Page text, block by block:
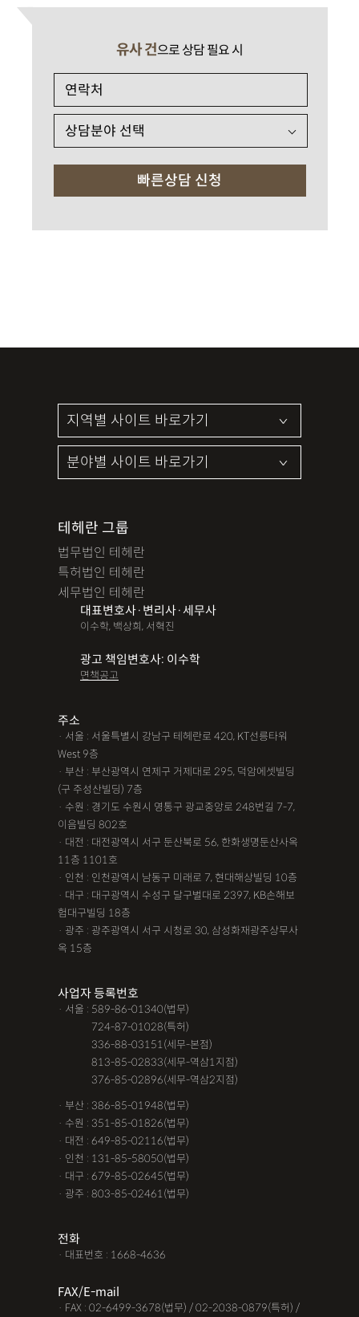
유사 건으로 상담 필요 시
테헤란 그룹
법무법인 테헤란
특허법인 테헤란
세무법인 테헤란
대표변호사·변리사·세무사
이수학, 백상희, 서혁진
광고 책임변호사: 이수학
면책공고
주소
· 서울 : 서울특별시 강남구 테헤란로 420, KT선릉타워
West 9층
· 부산 : 부산광역시 연제구 거제대로 295, 덕암에셋빌딩
(구 주성산빌딩) 7층
· 수원 : 경기도 수원시 영통구 광교중앙로 248번길 7-7,
이음빌딩 802호
· 대전 : 대전광역시 서구 둔산북로 56, 한화생명둔산사옥
11층 1101호
· 인천 : 인천광역시 남동구 미래로 7, 현대해상빌딩 10층
· 대구 : 대구광역시 수성구 달구벌대로 2397, KB손해보
험대구빌딩 18층
· 광주 : 광주광역시 서구 시청로 30, 삼성화재광주상무사
옥 15층
사업자 등록번호
· 서울 : 589-86-01340(법무)
724-87-01028(특허)
336-88-03151(세무-본점)
813-85-02833(세무-역삼1지점)
376-85-02896(세무-역삼2지점)
· 부산 : 386-85-01948(법무)
· 수원 : 351-85-01826(법무)
· 대전 : 649-85-02116(법무)
· 인천 : 131-85-58050(법무)
· 대구 : 679-85-02645(법무)
· 광주 : 803-85-02461(법무)
전화
· 대표번호 : 1668-4636
FAX/E-mail
· FAX : 02-6499-3678(법무) / 02-2038-0879(특허) /